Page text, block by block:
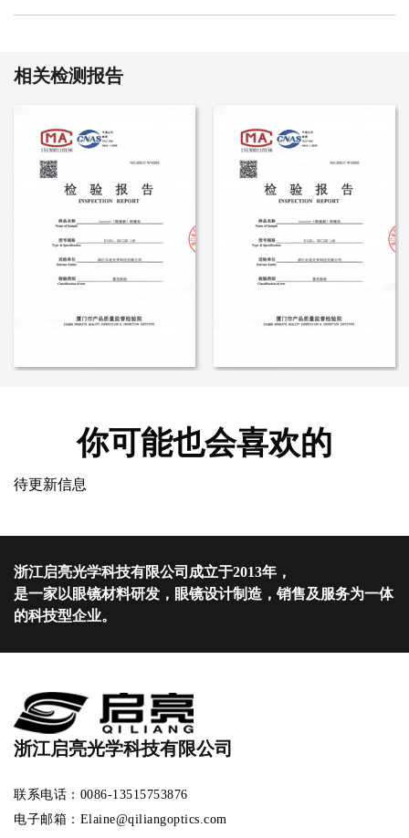
相关检测报告
你可能也会喜欢的
待更新信息
浙江启亮光学科技有限公司成立于2013年，
是一家以眼镜材料研发，眼镜设计制造，销售及服务为一体
的科技型企业。
浙江启亮光学科技有限公司
联系电话：0086-13515753876
电子邮箱：Elaine@qiliangoptics.com